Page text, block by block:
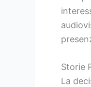
Storie
La